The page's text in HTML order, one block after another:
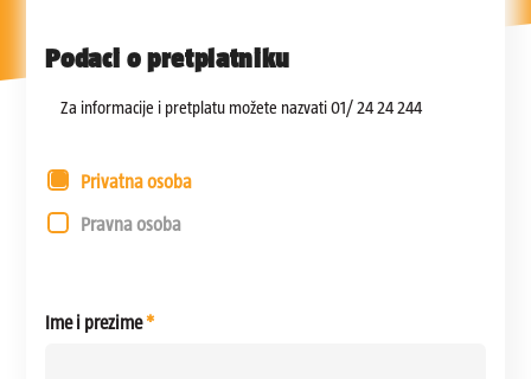
Podaci o pretplatniku
Za informacije i pretplatu možete nazvati 01/ 24 24 244
Privatna osoba
Pravna osoba
Ime i prezime*